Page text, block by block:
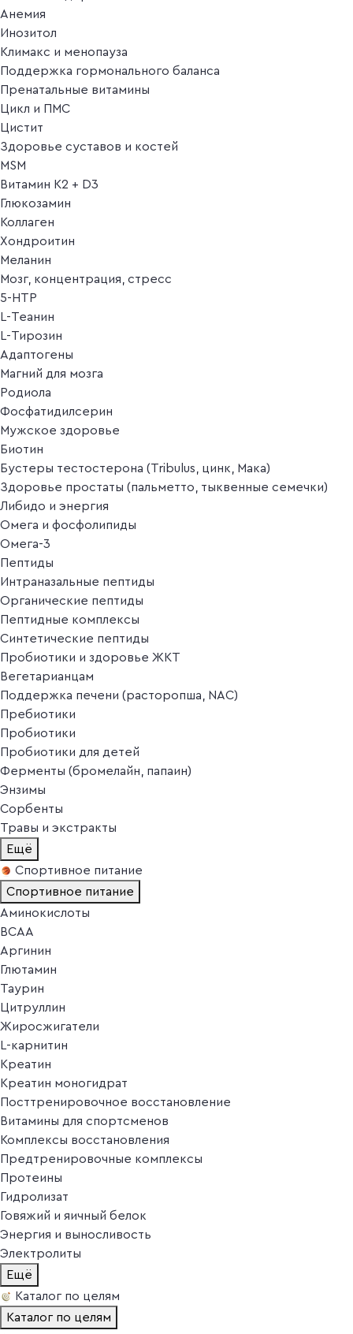
Анемия
Инозитол
Климакс и менопауза
Поддержка гормонального баланса
Пренатальные витамины
Цикл и ПМС
Цистит
Здоровье суставов и костей
MSM
Витамин K2 + D3
Глюкозамин
Коллаген
Хондроитин
Меланин
Мозг, концентрация, стресс
5-HTP
L-Теанин
L-Тирозин
Адаптогены
Магний для мозга
Родиола
Фосфатидилсерин
Мужское здоровье
Биотин
Бустеры тестостерона (Tribulus, цинк, Мака)
Здоровье простаты (пальметто, тыквенные семечки)
Либидо и энергия
Омега и фосфолипиды
Омега-3
Пептиды
Интраназальные пептиды
Органические пептиды
Пептидные комплексы
Синтетические пептиды
Пробиотики и здоровье ЖКТ
Вегетарианцам
Поддержка печени (расторопша, NAC)
Пребиотики
Пробиотики
Пробиотики для детей
Ферменты (бромелайн, папаин)
Энзимы
Сорбенты
Травы и экстракты
Ещё
Спортивное питание
Спортивное питание
Аминокислоты
BCAA
Аргинин
Глютамин
Таурин
Цитруллин
Жиросжигатели
L-карнитин
Креатин
Креатин моногидрат
Посттренировочное восстановление
Витамины для спортсменов
Комплексы восстановления
Предтренировочные комплексы
Протеины
Гидролизат
Говяжий и яичный белок
Энергия и выносливость
Электролиты
Ещё
Каталог по целям
Каталог по целям